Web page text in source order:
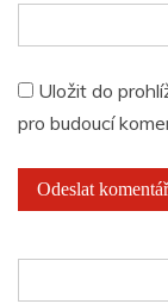
Uložit do
pro budoucí